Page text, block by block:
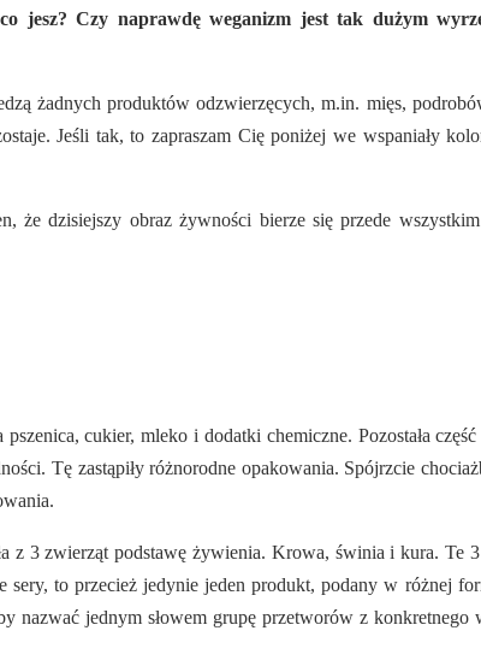
jesz? Czy naprawdę weganizm jest tak dużym
żadnych produktów odzwierzęcych, m.in. mięs,
Jeśli tak, to zapraszam Cię poniżej we wspaniały
dzisiejszy obraz żywności bierze się przede
cukier, mleko i dodatki chemiczne. Pozostała
Tę zastąpiły różnorodne opakowania. Spójrzcie
z 3 zwierząt podstawę żywienia. Krowa, świnia i kura. Te
to przecież jedynie jeden produkt, podany w różnej
nazwać jednym słowem grupę przetworów z